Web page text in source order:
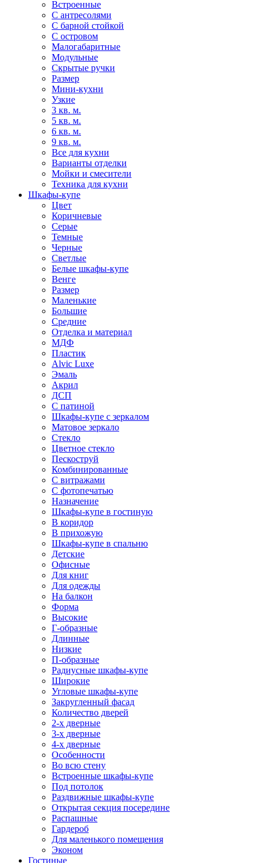
Встроенные
С антресолями
С барной стойкой
С островом
Малогабаритные
Модульные
Скрытые ручки
Размер
Мини-кухни
Узкие
3 кв. м.
5 кв. м.
6 кв. м.
9 кв. м.
Все для кухни
Варианты отделки
Мойки и смесители
Техника для кухни
Шкафы-купе
Цвет
Коричневые
Серые
Темные
Черные
Светлые
Белые шкафы-купе
Венге
Размер
Маленькие
Большие
Средние
Отделка и материал
МДФ
Пластик
Alvic Luxe
Эмаль
Акрил
ДСП
С патиной
Шкафы-купе с зеркалом
Матовое зеркало
Стекло
Цветное стекло
Пескоструй
Комбинированные
С витражами
С фотопечатью
Назначение
Шкафы-купе в гостиную
В коридор
В прихожую
Шкафы-купе в спальню
Детские
Офисные
Для книг
Для одежды
На балкон
Форма
Высокие
Г-образные
Длинные
Низкие
П-образные
Радиусные шкафы-купе
Широкие
Угловые шкафы-купе
Закругленный фасад
Количество дверей
2-х дверные
3-х дверные
4-х дверные
Особенности
Во всю стену
Встроенные шкафы-купе
Под потолок
Раздвижные шкафы-купе
Открытая секция посередине
Распашные
Гардероб
Для маленького помещения
Эконом
Гостиные